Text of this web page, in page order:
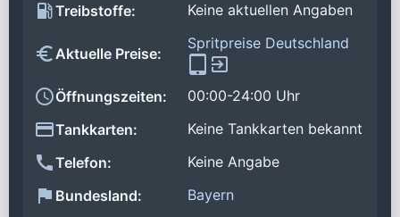
Treibstoffe:
Keine aktuellen Angaben
Aktuelle Preise:
Spritpreise Deutschland
Öffnungszeiten:
00:00-24:00 Uhr
Tankkarten:
Keine Tankkarten bekannt
Telefon:
Keine Angabe
Bundesland:
Bayern